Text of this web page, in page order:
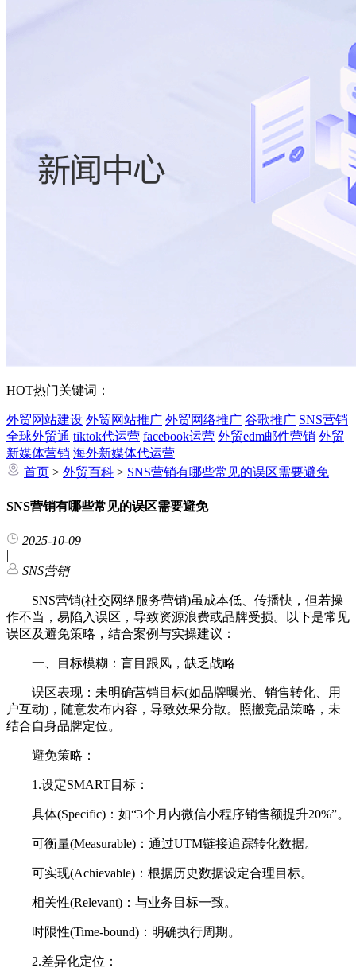
HOT热门关键词：
外贸网站建设 外贸网站推广 外贸网络推广 谷歌推广 SNS营销
全球外贸通 tiktok代运营 facebook运营 外贸edm邮件营销 外贸
新媒体营销 海外新媒体代运营
首页 > 外贸百科 > SNS营销有哪些常见的误区需要避免
SNS营销有哪些常见的误区需要避免
2025-10-09
|
SNS营销
SNS营销(社交网络服务营销)虽成本低、传播快，但若操
作不当，易陷入误区，导致资源浪费或品牌受损。以下是常见
误区及避免策略，结合案例与实操建议：
一、目标模糊：盲目跟风，缺乏战略
误区表现：未明确营销目标(如品牌曝光、销售转化、用
户互动)，随意发布内容，导致效果分散。照搬竞品策略，未
结合自身品牌定位。
避免策略：
1.设定SMART目标：
具体(Specific)：如“3个月内微信小程序销售额提升20%”。
可衡量(Measurable)：通过UTM链接追踪转化数据。
可实现(Achievable)：根据历史数据设定合理目标。
相关性(Relevant)：与业务目标一致。
时限性(Time-bound)：明确执行周期。
2.差异化定位：